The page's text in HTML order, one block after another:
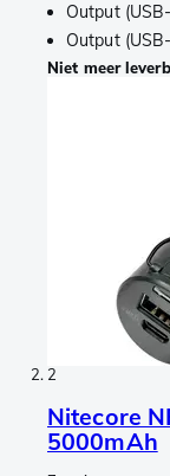
Output
Output
Niet meer
2
Nitecore
5000mAh